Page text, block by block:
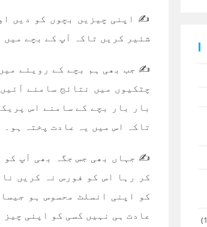
✍️ اپنی چیزیں بچوں کو دیں
شئیر کریں تاکہ آپ کے بچے
✍️ جب بھی ہم بچے کے رویئے
چٹکیوں میں نتائج سامنے
بار بار بچے کے سامنے اس
تاکہ اس میں یہ عادت پختہ ہو۔
✍️ جہاں بھی جس جگہ بھی آپ کو
کر رہا اس کو فورس نہ کریں
کو اپنی انسلٹ محسوس ہو
عادت ہی نہیں کسی کو اپنی چیز